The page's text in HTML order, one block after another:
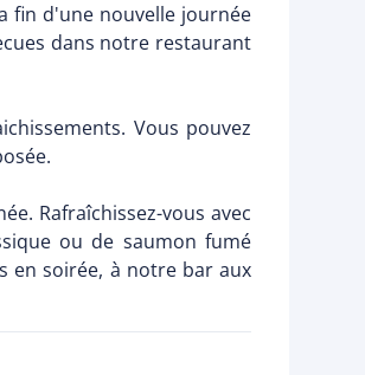
fin d'une nouvelle journée
dans notre restaurant
Vous pouvez
Rafraîchissez-vous avec
ou de saumon fumé
en soirée, à notre bar aux